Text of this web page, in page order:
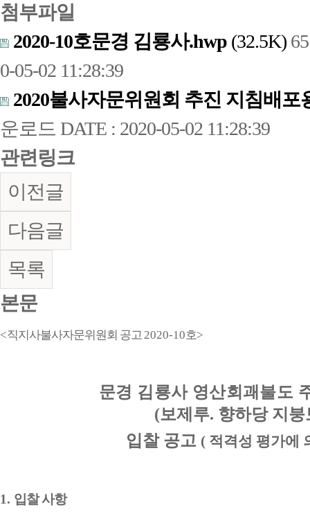
첨부파일
2020-10호문경 김룡사.hwp (32.5K)
0-05-02 11:28:39
2020불사자문위원회 추진 지침배포
운로드 DATE : 2020-05-02 11:28:39
관련링크
이전글
다음글
목록
본문
<직지사불사자문위원회 공고2020-10호>
문경 김룡사 영산회괘불도
(보제루. 향하당 지붕
입찰 공고 ( 적격성 평가에
1. 입찰 사항